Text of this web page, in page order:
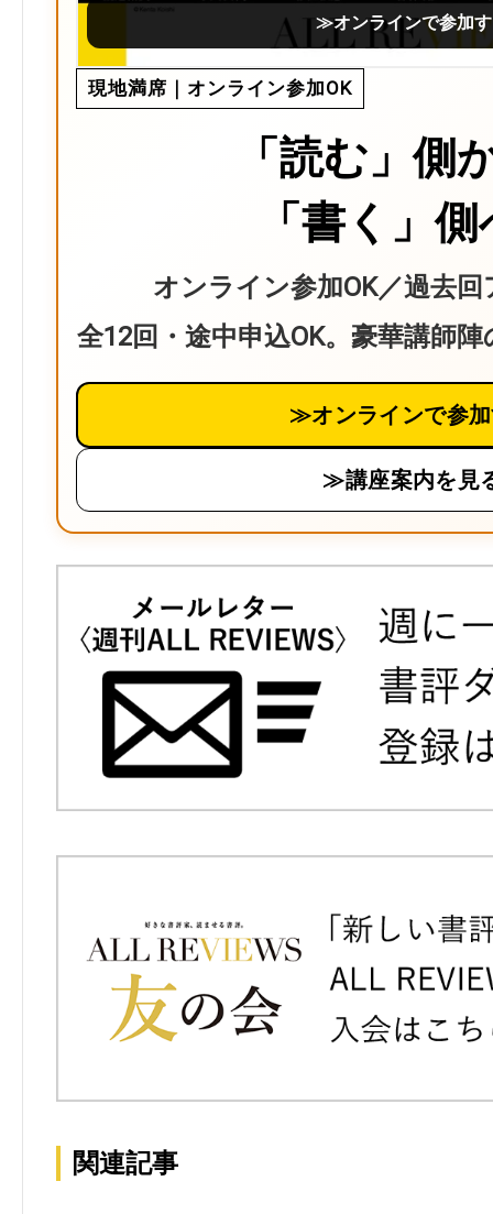
≫オンラインで参加
現地満席｜オンライン参加OK
「読む」側
「書く」
オンライン参加OK／過去
全12回・途中申込OK。豪華講師
≫オンラインで参
≫講座案内を見
関連記事